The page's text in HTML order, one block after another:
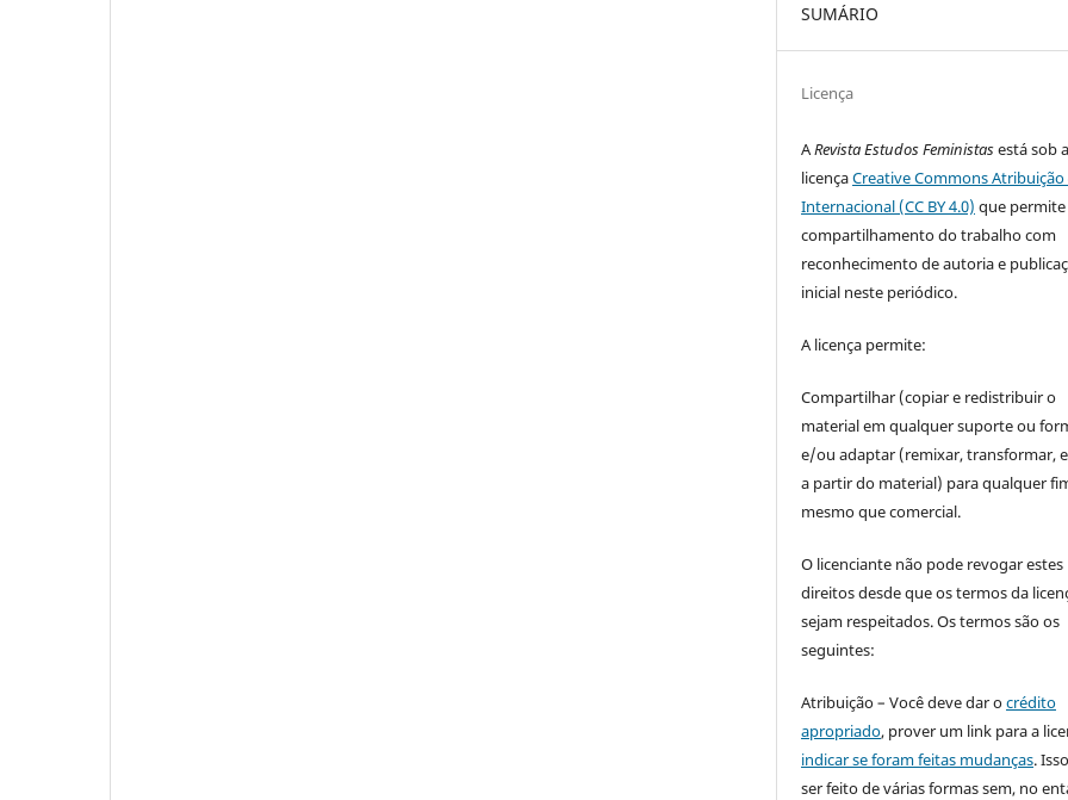
SUMÁRIO
Licença
ARevista Estudos Feministasestá sob a
licençaCreative Commons Atribuição
Internacional (CC BY 4.0) que
compartilhamento do trabalho com
reconhecimento de autoria e
inicial neste periódico.
A licença permite:
Compartilhar (copiar e redistribuir o
material em qualquer suporte ou
e/ou adaptar (remixar, transformar,
a partir do material) para qualquer
mesmo que comercial.
O licenciante não pode revogar estes
direitos desde que os termos da
sejam respeitados. Os termos são os
seguintes:
Atribuição – Você deve dar ocrédito
apropriado, prover um link para a
indicar se foram feitas mudanças.
ser feito de várias formas sem, no